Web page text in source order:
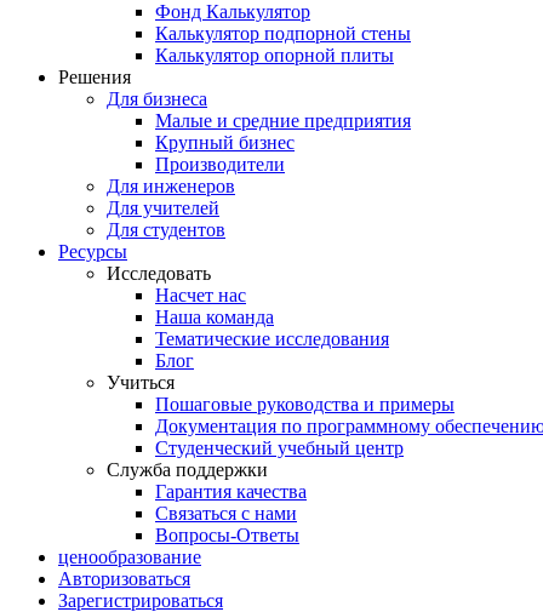
Фонд Калькулятор
Калькулятор подпорной стены
Калькулятор опорной плиты
Решения
Для бизнеса
Малые и средние предприятия
Крупный бизнес
Производители
Для инженеров
Для учителей
Для студентов
Ресурсы
Исследовать
Насчет нас
Наша команда
Тематические исследования
Блог
Учиться
Пошаговые руководства и примеры
Документация по программному
Студенческий учебный центр
Служба поддержки
Гарантия качества
Связаться с нами
Вопросы-Ответы
ценообразование
Авторизоваться
Зарегистрироваться